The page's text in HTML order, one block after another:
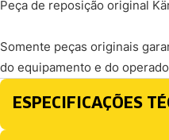
Peça de reposição original
Somente peças originais
do equipamento e do
ESPECIFICAÇÕES